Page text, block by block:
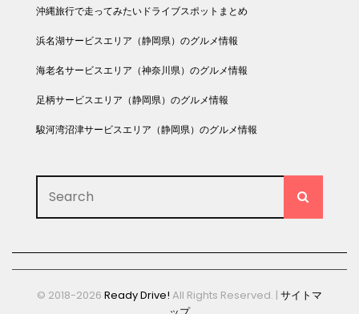
沖縄旅行で走ってみたいドライブスポットまとめ
浜名湖サービスエリア（静岡県）のグルメ情報
海老名サービスエリア（神奈川県）のグルメ情報
足柄サービスエリア（静岡県）のグルメ情報
駿河湾沼津サービスエリア（静岡県）のグルメ情報
for:
© 2018-2026 Ready Drive! All Rights Reserved. | サイトマ